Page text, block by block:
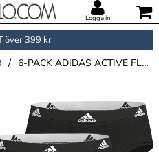
Logga in
över 399 kr
/ 6-PACK ADIDAS ACTIVE FLEX COTTON BRIEFS